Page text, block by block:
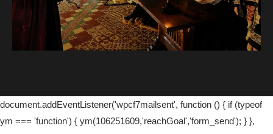
document.addEventListener('wpcf7mailsent', function () { if (typeof
ym === 'function') { ym(106251609,'reachGoal','form_send'); } },